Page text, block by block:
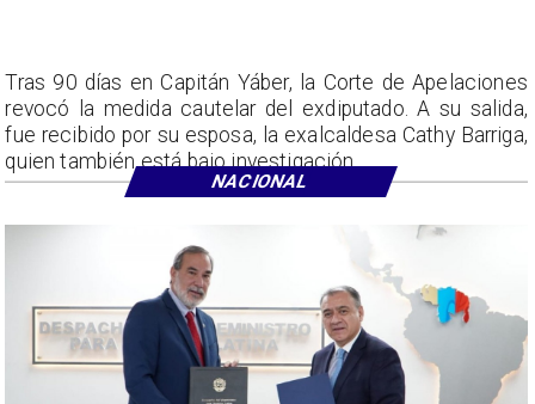
Tras 90 días en Capitán Yáber, la Corte de Apelaciones
revocó la medida cautelar del exdiputado. A su salida,
fue recibido por su esposa, la exalcaldesa Cathy Barriga,
quien también está bajo investigación.
NACIONAL